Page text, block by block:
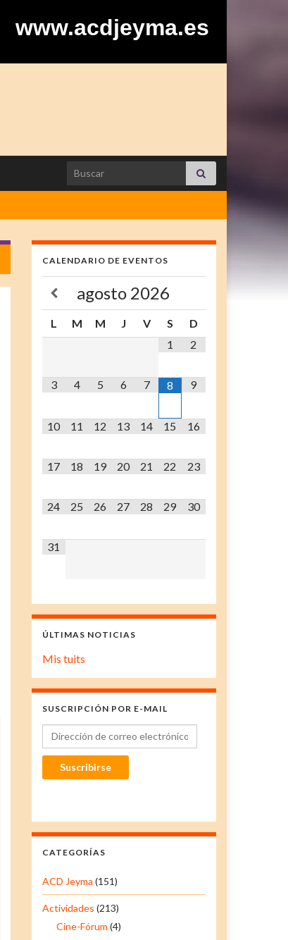
www.acdjeyma.es
Search for:
CALENDARIO DE EVENTOS
agosto 2026
L M M J V S
D
1
2
3 4 5 6 7 8 9
10 11 12 13 14 15 16
17 18 19 20 21 22 23
24 25 26 27 28 29 30
31
ÚLTIMAS NOTICIAS
Mis tuits
SUSCRIPCIÓN POR E-MAIL
Dirección de correo electrónico
Suscribirse
CATEGORÍAS
ACD Jeyma (151)
Actividades (213)
Cine-Fórum (4)